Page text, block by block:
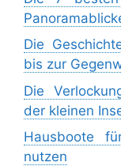
Die
bis zur
Die
der kleinen
Hausboote
nutzen